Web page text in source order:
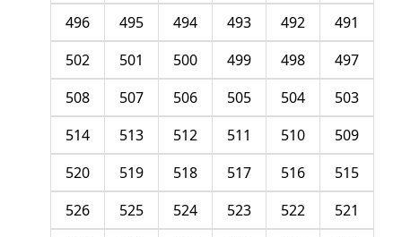
491
492
493
494
495
496
497
498
499
500
501
502
503
504
505
506
507
508
509
510
511
512
513
514
515
516
517
518
519
520
521
522
523
524
525
526